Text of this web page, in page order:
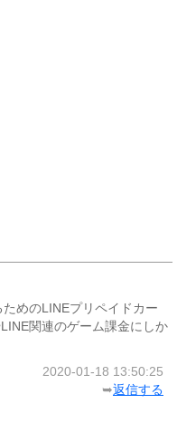
めのLINEプリペイドカー
関連のゲーム課金にしか
2020-01-18 13:50:25
➥返信する